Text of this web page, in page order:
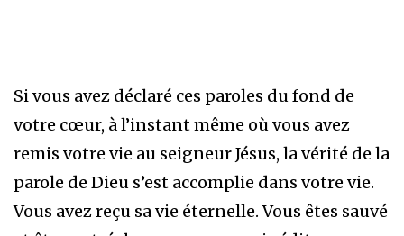
Si vous avez déclaré ces paroles du fond de
votre cœur, à l’instant même où vous avez
remis votre vie au seigneur Jésus, la vérité de la
parole de Dieu s’est accomplie dans votre vie.
Vous avez reçu sa vie éternelle. Vous êtes sauvé